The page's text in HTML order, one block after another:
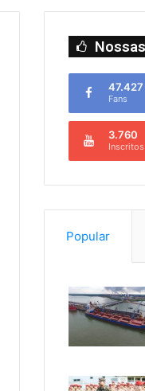
47.427
Fans
3.760
Inscritos
Popular